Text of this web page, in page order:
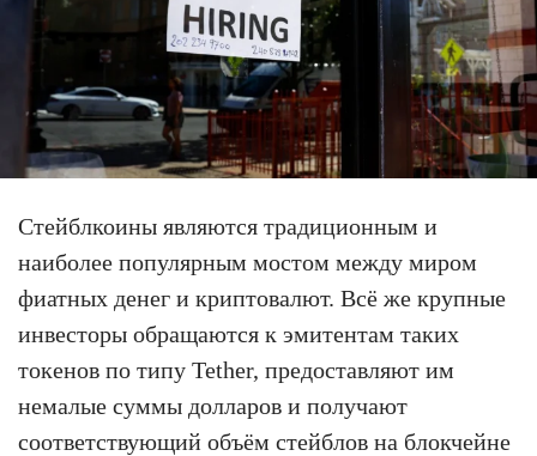
Стейблкоины являются традиционным и
наиболее популярным мостом между миром
фиатных денег и криптовалют. Всё же крупные
инвесторы обращаются к эмитентам таких
токенов по типу Tether, предоставляют им
немалые суммы долларов и получают
соответствующий объём стейблов на блокчейне